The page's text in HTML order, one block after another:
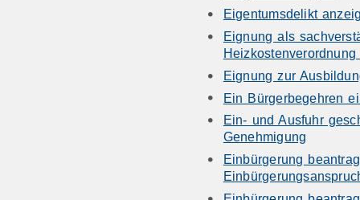
Eigentumsdelikt
Eignung als
Eignung zur
Ein Bürgerbegehren
Ein- und Ausfuhr
Genehmigung
Einbürgerung